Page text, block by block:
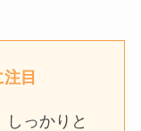
目
しっかりと